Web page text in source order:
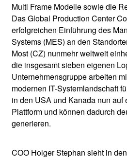
Multi Frame Modelle sowie die
Das Global Production Center
erfolgreichen Einführung des
Systems (MES) an den
Most (CZ) nunmehr weltweit
die insgesamt sieben eigenen
Unternehmensgruppe arbeiten
modernen IT-Systemlandschaft
in den USA und Kanada nun auf
Plattform und können dadurch
generieren.
COO Holger Stephan sieht in